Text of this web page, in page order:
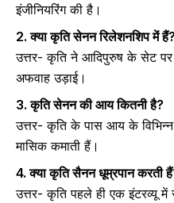
इंजीनियरिंग की है।
2. क्या कृति सेनन रिलेशनशिप में हैं?
उत्तर- कृति ने आदिपुरुष के सेट पर
अफवाह उड़ाई।
3. कृतिसेननकी आय कितनी है?
उत्तर- कृति के पास आय के
मासिक कमाती हैं।
4. क्या कृति सैनन धूम्रपान करती
उत्तर- कृति पहले ही एक इंटरव्यू